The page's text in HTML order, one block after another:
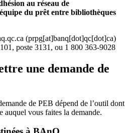
au réseau de
du prêt entre bibliothèques
(prpg[at]banq[dot]qc[dot]ca)
poste 3131, ou 1 800 363-9028
une demande de
de PEB dépend de l’outil dont
auquel vous faites la demande.